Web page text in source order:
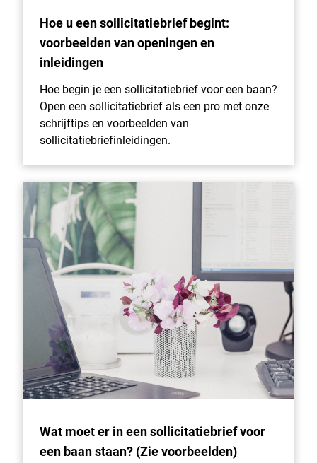
Hoe u een sollicitatiebrief begint:
voorbeelden van openingen en
inleidingen
Hoe begin je een sollicitatiebrief voor een baan?
Open een sollicitatiebrief als een pro met onze
schrijftips en voorbeelden van
sollicitatiebriefinleidingen.
Wat moet er in een sollicitatiebrief voor
een baan staan? (Zie voorbeelden)